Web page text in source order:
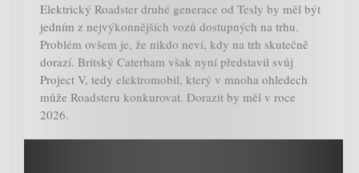
Elektrický Roadster druhé generace od Tesly by měl být
jedním z nejvýkonnějších vozů dostupných na trhu.
Problém ovšem je, že nikdo neví, kdy na trh skutečně
dorazí. Britský Caterham však nyní představil svůj
Project V, tedy elektromobil, který v mnoha ohledech
může Roadsteru konkurovat. Dorazit by měl v roce
2026.